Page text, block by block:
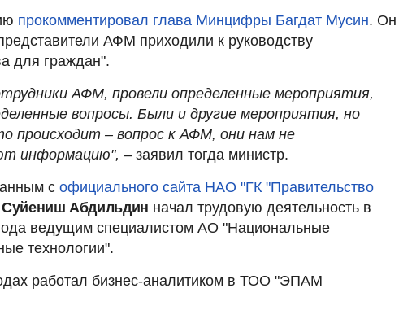
прокомментировал глава Минцифры Багдат Мусин. Он
АФМ приходили к руководству
для граждан".
АФМ, провели определенные мероприятия,
вопросы. Были и другие мероприятия, но
происходит – вопрос к АФМ, они нам не
информацию", – заявил тогда министр.
с официального сайта НАО "ГК "Правительство
Суйениш Абдильдин начал трудовую деятельность в
ведущим специалистом АО "Национальные
технологии".
работал бизнес-аналитиком в ТОО "ЭПАМ